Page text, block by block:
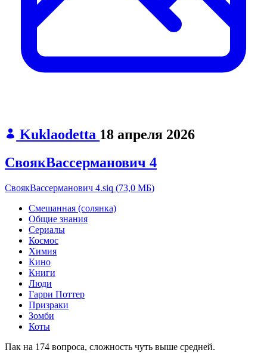
Kuklaodetta 18 апреля 2026
СвоякВассерманович 4
СвоякВассерманович 4.siq (73,0 МБ)
Смешанная (солянка)
Общие знания
Сериалы
Космос
Химия
Кино
Книги
Люди
Гарри Поттер
Призраки
Зомби
Коты
Пак на 174 вопроса, сложность чуть выше средней.